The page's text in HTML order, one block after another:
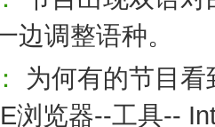
边调整语种。
为何有的节目
浏览器--工具--